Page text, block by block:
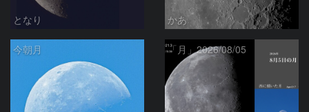
となり かあ
今朝月 「月」2026/08/05